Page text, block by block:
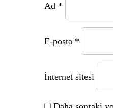
Ad *
E-posta *
İnternet sitesi